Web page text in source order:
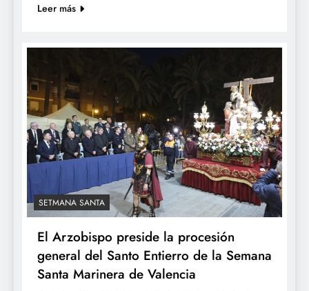
Leer más
SETMANA SANTA
El Arzobispo preside la procesión
general del Santo Entierro de la Semana
Santa Marinera de Valencia